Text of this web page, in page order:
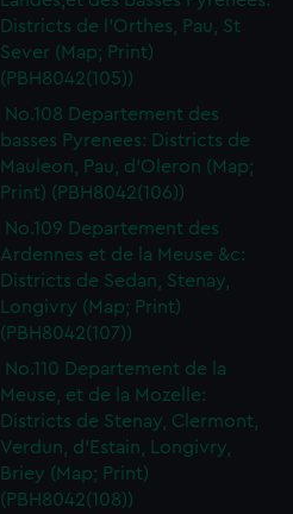
Districts de l'Orthes, Pau, St
Sever (Map; Print)
(PBH8042(105))
No.108 Departement des
basses Pyrenees: Districts de
Mauleon, Pau, d'Oleron (Map;
Print) (PBH8042(106))
No.109 Departement des
Ardennes et de la Meuse &c:
Districts de Sedan, Stenay,
Longivry (Map; Print)
(PBH8042(107))
No.110 Departement de la
Meuse, et de la Mozelle:
Districts de Stenay, Clermont,
Verdun, d'Estain, Longivry,
Briey (Map; Print)
(PBH8042(108))